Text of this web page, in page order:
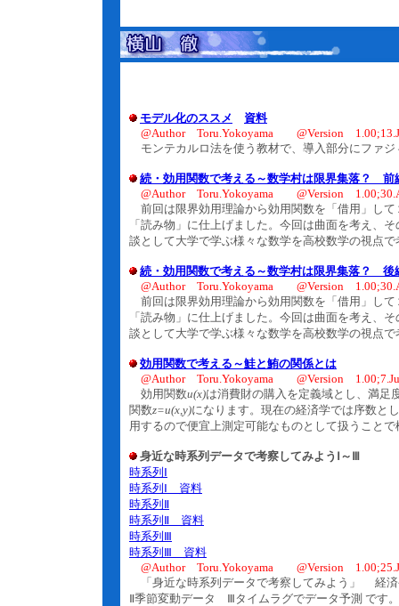
モデル化のススメ
資料
@Author Toru.Yokoyama @Version
モンテカルロ法を使う教材で、導入部分にファ
続・効用関数で考える～数学村は限界集落？ 前
@Author Toru.Yokoyama @Version
前回は限界効用理論から効用関数を「借用」し
「読み物」に仕上げました。今回は曲面を考え、
談として大学で学ぶ様々な数学を高校数学の視点で
続・効用関数で考える～数学村は限界集落？ 後
@Author Toru.Yokoyama @Version
前回は限界効用理論から効用関数を「借用」し
「読み物」に仕上げました。今回は曲面を考え、
談として大学で学ぶ様々な数学を高校数学の視点で
効用関数で考える～鮭と鮪の関係とは
@Author Toru.Yokoyama @Version
効用関数u(x)は消費財の購入を定義域とし、満足
関数z=u(x,y)になります。現在の経済学では序数と
用するので便宜上測定可能なものとして扱うこと
身近な時系列データで考察してみようⅠ～Ⅲ
時系列Ⅰ
時系列Ⅰ 資料
時系列Ⅱ
時系列Ⅱ 資料
時系列Ⅲ
時系列Ⅲ 資料
@Author Toru.Yokoyama @Version
「身近な時系列データで考察してみよう」 経
Ⅱ季節変動データ Ⅲタイムラグでデータ予測 です。